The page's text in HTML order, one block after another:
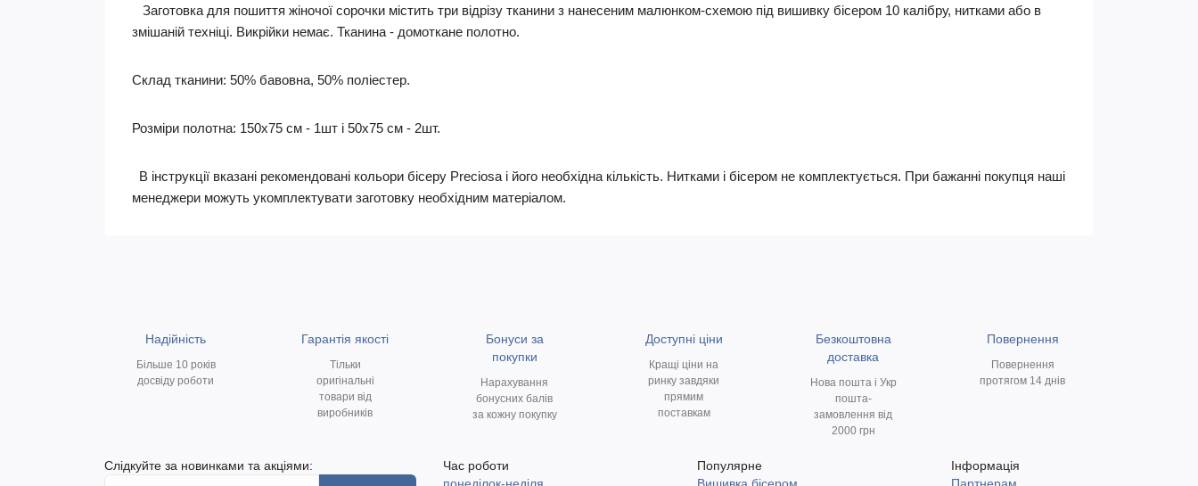
Заготовка для пошиття жіночої сорочки містить три відрізу тканини з нанесеним малюнком-схемою під вишивку бісером 10 калібру, нитками або в
змішаній техніці. Викрійки немає. Тканина - домоткане полотно.
Склад тканини: 50% бавовна, 50% поліестер.
Розміри полотна: 150х75 см - 1шт і 50х75 см - 2шт.
В інструкції вказані рекомендовані кольори бісеру Preciosa і його необхідна кількість. Нитками і бісером не комплектується. При бажанні покупця наші
менеджери можуть укомплектувати заготовку необхідним матеріалом.
Надійність
Більше 10 років
досвіду роботи
Гарантія якості
Тільки
оригінальні
товари від
виробників
Бонуси за
покупки
Нарахування
бонусних балів
за кожну покупку
Доступні ціни
Кращі ціни на
ринку завдяки
прямим
поставкам
Безкоштовна
доставка
Нова пошта і Укр
пошта-
замовлення від
2000 грн
Повернення
Повернення
протягом 14 днів
Слідкуйте за новинками та акціями:
Час роботи
Популярне
Інформація